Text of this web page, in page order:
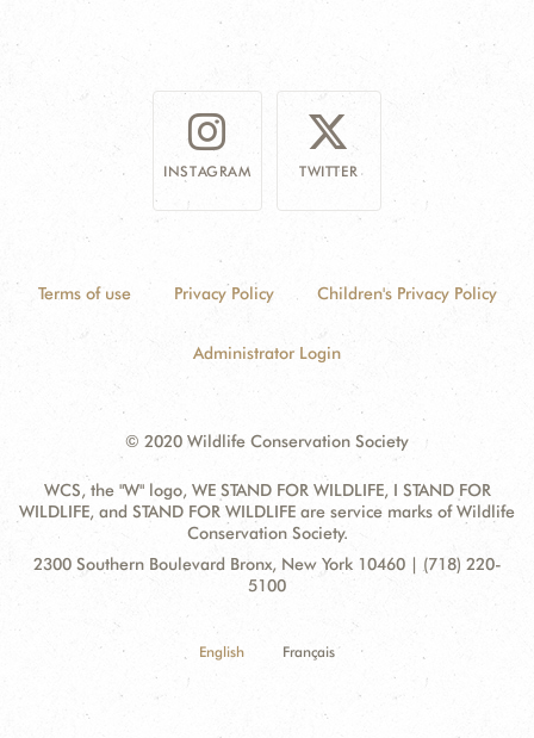
INSTAGRAM TWITTER
Terms of use Privacy Policy Children's Privacy Policy
Administrator Login
© 2020 Wildlife Conservation Society
WCS, the "W" logo, WE STAND FOR WILDLIFE, I STAND FOR
WILDLIFE, and STAND FOR WILDLIFE are service marks of Wildlife
Conservation Society.
Contact
Address:
2300 Southern Boulevard Bronx, New York 10460 | (718) 220-
5100
English Français